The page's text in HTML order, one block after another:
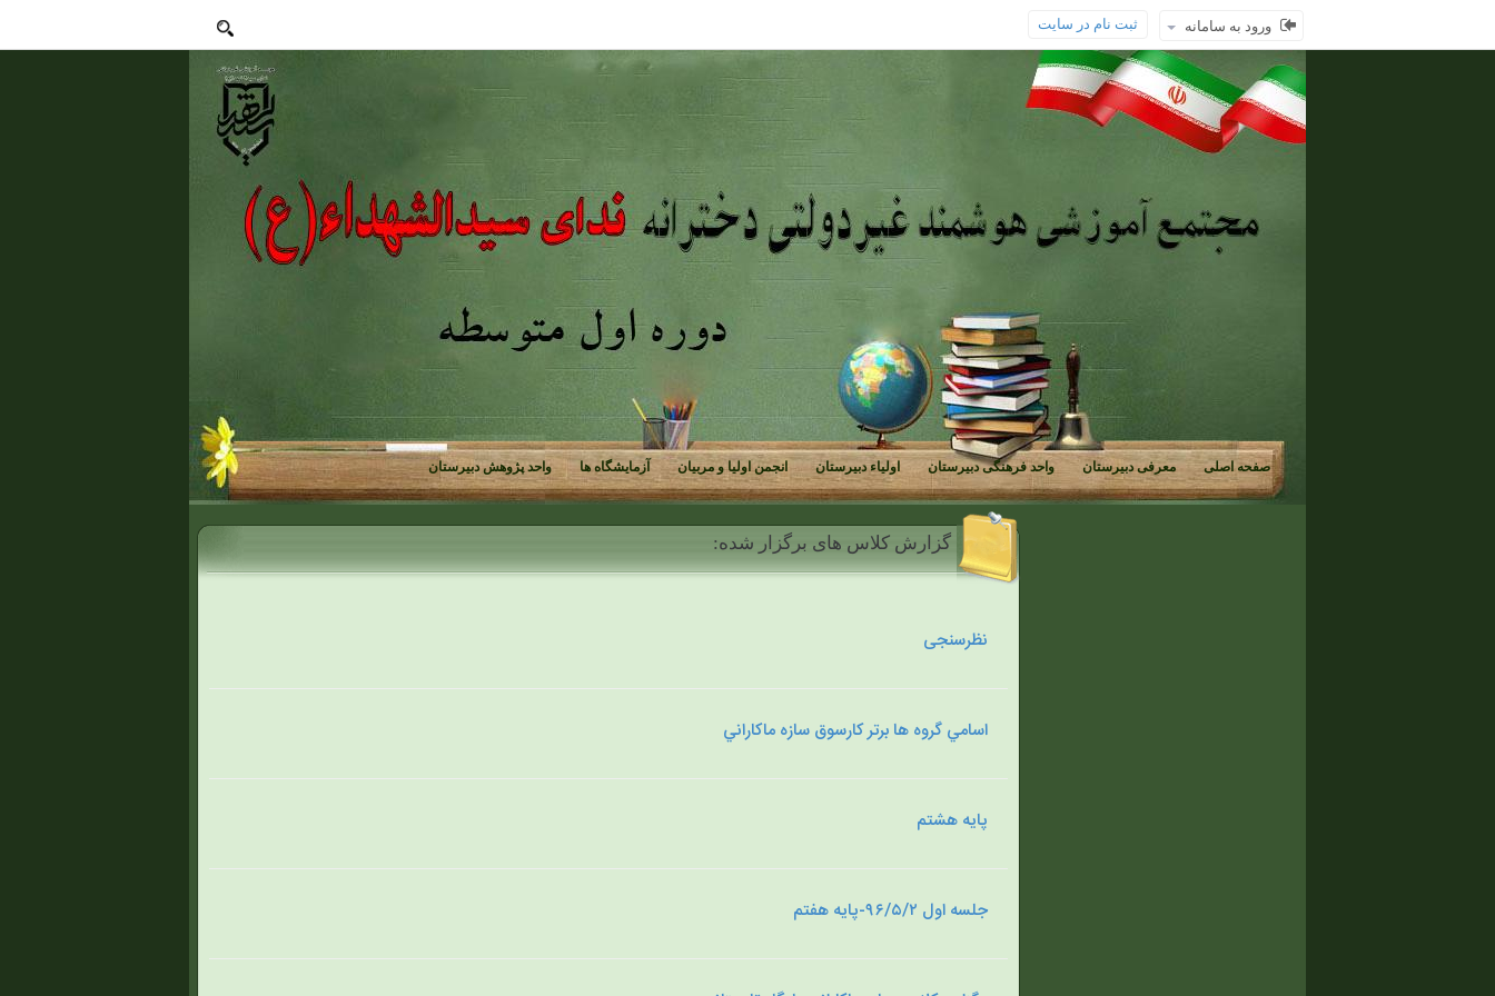
ورود به سامانه ثبت نام در سایت
صفحه اصلی معرفی دبیرستان واحد فرهنگی دبیرستان اولیاء دبیرستان انجمن اولیا و مربیان آزمایشگاه ها واحد پژوهش دبیرستان
گزارش کلاس های برگزار شده:
نظرسنجی
اسامي گروه ها برتر کارسوق سازه ماکاراني
پایه هشتم
جلسه اول ۹۶/۵/۲-پایه هفتم